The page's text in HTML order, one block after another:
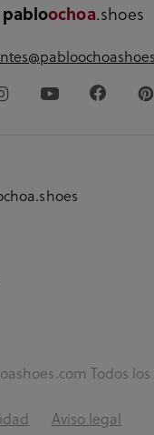
pabloochoa.shoes
Todos
Aviso legal